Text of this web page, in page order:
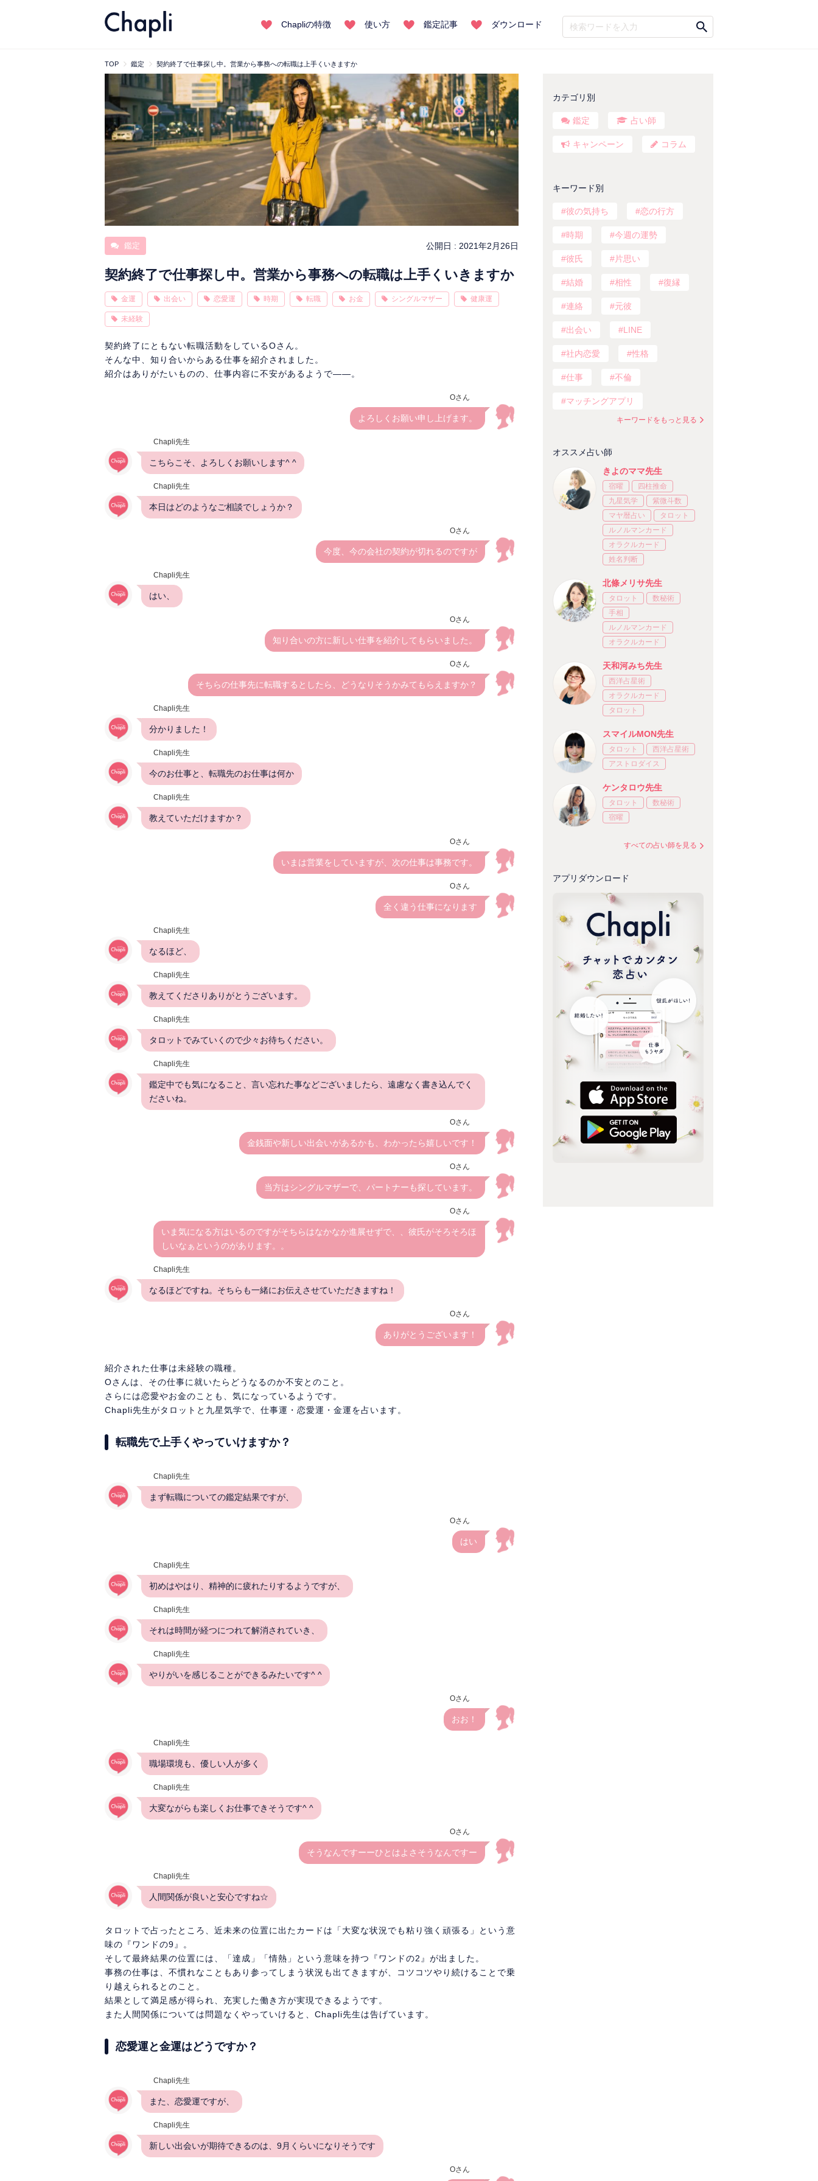
Chapliの特徴 使い方 鑑定記事 ダウンロード
TOP 鑑定 契約終了で仕事探し中。営業から事務への転職は上手くいきますか
鑑定 公開日 : 2021年2月26日
契約終了で仕事探し中。営業から事務への転職は上手くいきますか
金運 出会い 恋愛運 時期 転職 お金 シングルマザー 健康運
未経験
契約終了にともない転職活動をしているOさん。
そんな中、知り合いからある仕事を紹介されました。
紹介はありがたいものの、仕事内容に不安があるようで――。
Oさん
よろしくお願い申し上げます。
Chapli先生
こちらこそ、よろしくお願いします^ ^
Chapli先生
本日はどのようなご相談でしょうか？
Oさん
今度、今の会社の契約が切れるのですが
Chapli先生
はい、
Oさん
知り合いの方に新しい仕事を紹介してもらいました。
Oさん
そちらの仕事先に転職するとしたら、どうなりそうかみてもらえますか？
Chapli先生
分かりました！
Chapli先生
今のお仕事と、転職先のお仕事は何か
Chapli先生
教えていただけますか？
Oさん
いまは営業をしていますが、次の仕事は事務です。
Oさん
全く違う仕事になります
Chapli先生
なるほど、
Chapli先生
教えてくださりありがとうございます。
Chapli先生
タロットでみていくので少々お待ちください。
Chapli先生
鑑定中でも気になること、言い忘れた事などございましたら、遠慮なく書き込んでく
ださいね。
Oさん
金銭面や新しい出会いがあるかも、わかったら嬉しいです！
Oさん
当方はシングルマザーで、パートナーも探しています。
Oさん
いま気になる方はいるのですがそちらはなかなか進展せずで、、彼氏がそろそろほ
しいなぁというのがあります。。
Chapli先生
なるほどですね。そちらも一緒にお伝えさせていただきますね！
Oさん
ありがとうございます！
紹介された仕事は未経験の職種。
Oさんは、その仕事に就いたらどうなるのか不安とのこと。
さらには恋愛やお金のことも、気になっているようです。
Chapli先生がタロットと九星気学で、仕事運・恋愛運・金運を占います。
転職先で上手くやっていけますか？
Chapli先生
まず転職についての鑑定結果ですが、
Oさん
はい
Chapli先生
初めはやはり、精神的に疲れたりするようですが、
Chapli先生
それは時間が経つにつれて解消されていき、
Chapli先生
やりがいを感じることができるみたいです^ ^
Oさん
おお！
Chapli先生
職場環境も、優しい人が多く
Chapli先生
大変ながらも楽しくお仕事できそうです^ ^
Oさん
そうなんですーーひとはよさそうなんですー
Chapli先生
人間関係が良いと安心ですね☆
タロットで占ったところ、近未来の位置に出たカードは「大変な状況でも粘り強く頑張る」という意
味の『ワンドの9』。
そして最終結果の位置には、「達成」「情熱」という意味を持つ『ワンドの2』が出ました。
事務の仕事は、不慣れなこともあり参ってしまう状況も出てきますが、コツコツやり続けることで乗
り越えられるとのこと。
結果として満足感が得られ、充実した働き方が実現できるようです。
また人間関係については問題なくやっていけると、Chapli先生は告げています。
恋愛運と金運はどうですか？
Chapli先生
また、恋愛運ですが、
Chapli先生
新しい出会いが期待できるのは、9月くらいになりそうです
Oさん
カテゴリ別
鑑定 占い師
キャンペーン コラム
キーワード別
彼の気持ち 恋の行方
時期 今週の運勢
彼氏 片思い
結婚 相性 復縁
連絡 元彼
出会い LINE
社内恋愛 性格
仕事 不倫
マッチングアプリ
キーワードをもっと見る
オススメ占い師
きよのママ先生
宿曜
四柱推命
九星気学
紫微斗数
マヤ暦占い
タロット
ルノルマンカード
オラクルカード
姓名判断
北條メリサ先生
タロット
数秘術
手相
ルノルマンカード
オラクルカード
天和河みち先生
西洋占星術
オラクルカード
タロット
スマイルMON先生
タロット
西洋占星術
アストロダイス
ケンタロウ先生
タロット
数秘術
宿曜
すべての占い師を見る
アプリダウンロード